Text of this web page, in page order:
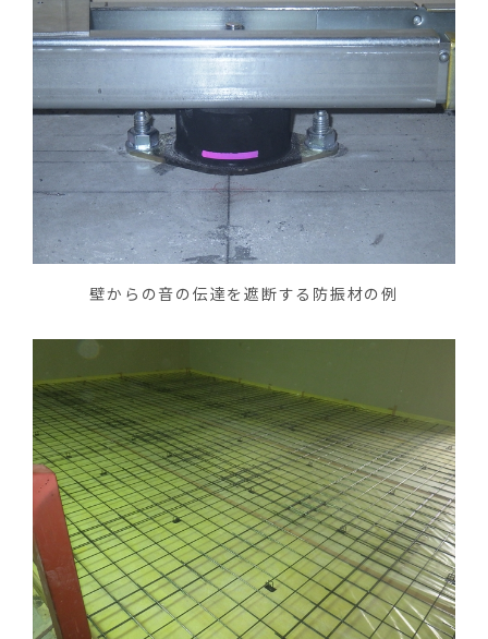
壁からの音の伝達を遮断する防振材の例